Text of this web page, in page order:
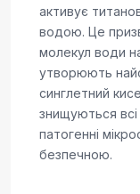
активує
водою. Це
молекул води
утворюють
синглетний
знищуються всі
патогенні
безпечною.